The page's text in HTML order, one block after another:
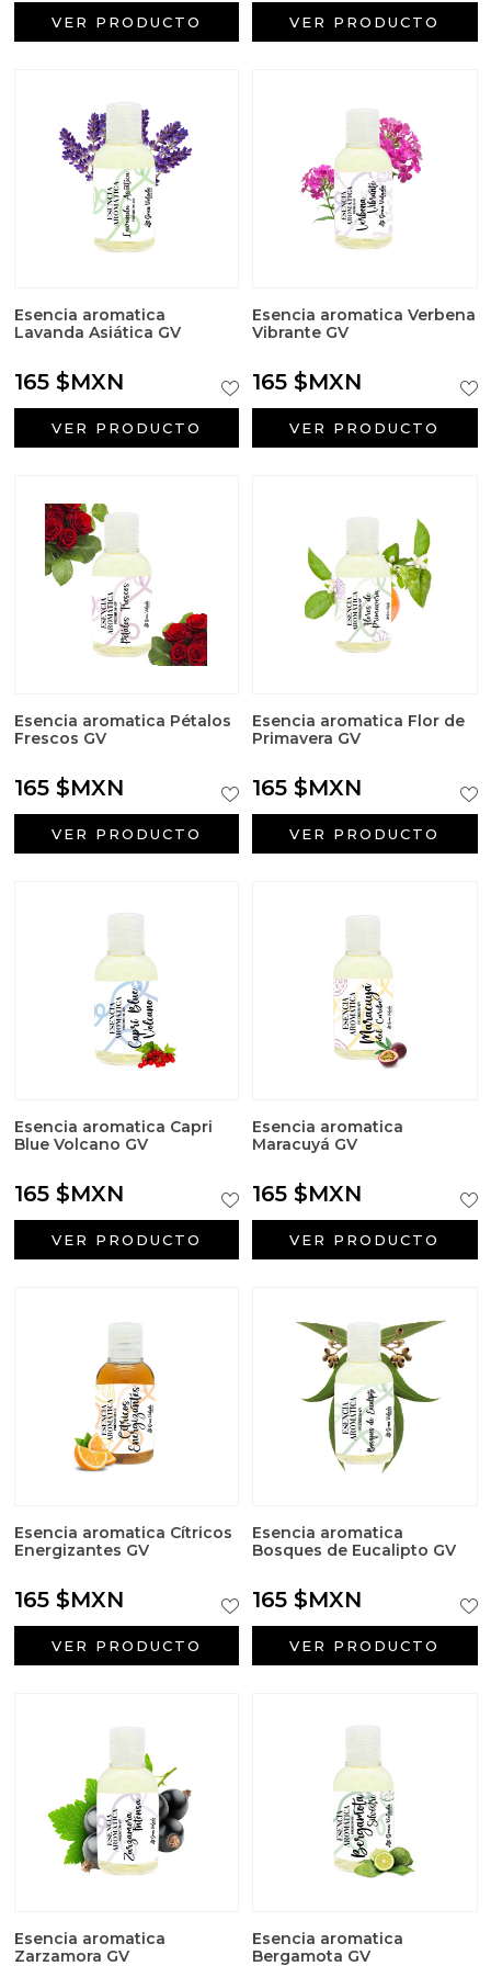
VER PRODUCTO VER PRODUCTO
Esencia aromatica
Lavanda Asiática GV
165 $MXN
VER PRODUCTO
Esencia aromatica Verbena
Vibrante GV
165 $MXN
VER PRODUCTO
Esencia aromatica Pétalos
Frescos GV
165 $MXN
VER PRODUCTO
Esencia aromatica Flor de
Primavera GV
165 $MXN
VER PRODUCTO
Esencia aromatica Capri
Blue Volcano GV
165 $MXN
VER PRODUCTO
Esencia aromatica
Maracuyá GV
165 $MXN
VER PRODUCTO
Esencia aromatica Cítricos
Energizantes GV
165 $MXN
VER PRODUCTO
Esencia aromatica
Bosques de Eucalipto GV
165 $MXN
VER PRODUCTO
Esencia aromatica
Zarzamora GV
Esencia aromatica
Bergamota GV
Principios activos cosmetología
Recordatorios de primera comunión
Regalos para bautizo
Insumos para Halloween
Tarros para velas
Utensilios